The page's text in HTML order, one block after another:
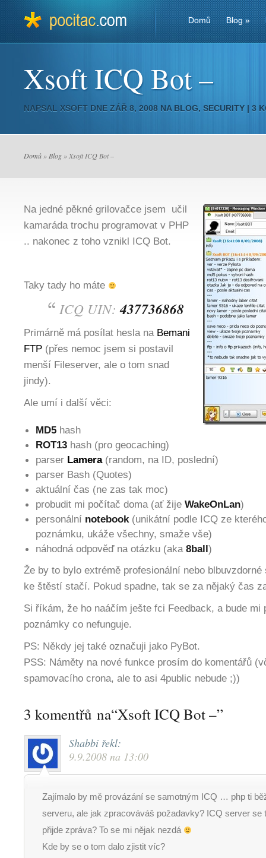
Domů Blog»
Xsoft ICQ Bot –
NAPSAL XSOFT DNE ZÁŘ 8, 2008 NA BLOG, SECURITY | 3
Domů » Blog » Xsoft ICQ Bot –
Na jedné pěkné grilovačce jsem učil
kamaráda trochu programovat v PHP
.. nakonec z toho vznikl ICQ Bot.
Taky tady ho máte
ICQ UIN:437736868
Primárně má posílat hesla na Bemani
FTP (přes nemoc jsem si postavil
menší Fileserver, ale o tom snad
jindy).
Ale umí i další věci:
MD5 hash
ROT13 hash (pro geocaching)
parser Lamera(random, na ID, poslední)
parser Bash (Quotes)
aktuální čas (ne zas tak moc)
probudit mi počítač doma (ať žije WakeOnLan)
personální notebook(unikátní podle ICQ ze
poznámku, ukáže všechny, smaže vše)
náhodná odpověď na otázku (aka 8ball)
Že by to bylo extrémě profesionální nebo
ke štěstí stačí. Pokud spadne, tak se za nějaký čas
Si říkám, že ho naáčím ješte fci Feedback, a bude mi
poznámky co nefunguje.
PS: Někdy jej také označuji jako PyBot.
PSS: Náměty na nové funkce prosím do komentářů
spamovacího crona, ale to asi 4public nebude ;))
3 komentřů na“Xsoft ICQ Bot –”
Shabbi řekl:
9.9.2008 na 13:00
Zajímalo by mě provázání se samotným ICQ … php ti
serveru, ale jak zpracováváš požadavky? ICQ server se
přijde zpráva? To se mi nějak nezdá
Kde by se o tom dalo zjistit víc?